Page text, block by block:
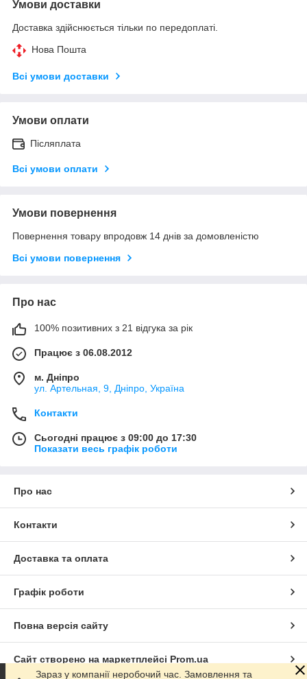
Умови доставки
Доставка здійснюється тільки по передоплаті.
Нова Пошта
Всі умови доставки
Умови оплати
Післяплата
Всі умови оплати
Умови повернення
Повернення товару впродовж 14 днів за домовленістю
Всі умови повернення
Про нас
100% позитивних з 21 відгука за рік
Працює з 06.08.2012
м. Дніпро
ул. Артельная, 9, Дніпро, Україна
Контакти
Сьогодні працює з 09:00 до 17:30
Показати весь графік роботи
Про нас
Контакти
Доставка та оплата
Графік роботи
Повна версія сайту
Сайт створено на маркетплейсі Prom.ua
Зараз у компанії неробочий час. Замовлення та